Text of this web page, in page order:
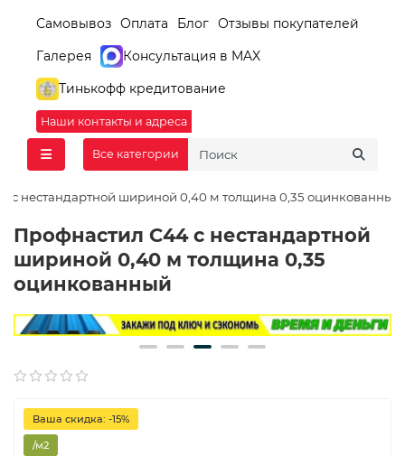
Самовывоз Оплата Блог Отзывы покупателей
Галерея
Консультация в MAX
Тинькофф кредитование
Наши контакты и адреса
Все категории
с нестандартной шириной 0,40 м толщина 0,35 оцинкованный
Профнастил С44 с нестандартной
шириной 0,40 м толщина 0,35
оцинкованный
Ваша скидка: -15%
/м2